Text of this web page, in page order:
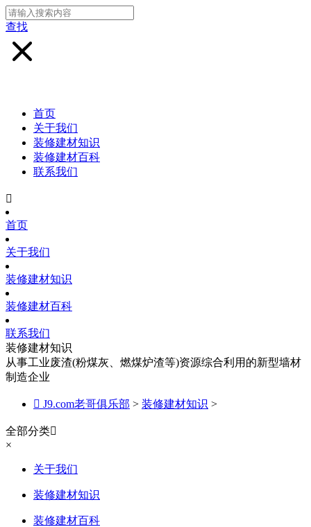
查找
首页
关于我们
装修建材知识
装修建材百科
联系我们

首页
关于我们
装修建材知识
装修建材百科
联系我们
装修建材知识
从事工业废渣(粉煤灰、燃煤炉渣等)资源综合利用的新型墙材
制造企业
 J9.com老哥俱乐部 > 装修建材知识 >
全部分类
×
关于我们
装修建材知识
装修建材百科